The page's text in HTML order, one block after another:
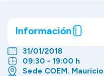
Información
31/01/2018
09:30 - 19:00 h
Sede COEM.